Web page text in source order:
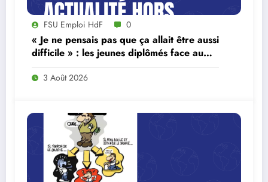
FSU Emploi HdF 0
« Je ne pensais pas que ça allait être aussi
difficile » : les jeunes diplômés face au
ralentissement du marché du travail
3 Août 2026